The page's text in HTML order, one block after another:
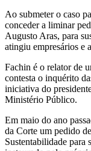
Ao submeter o caso
conceder a liminar
Augusto Aras, para
atingiu empresários e
Fachin é o relator de
contesta o inquérito
iniciativa do
Ministério Público.
Em maio do ano
da Corte um pedido
Sustentabilidade para